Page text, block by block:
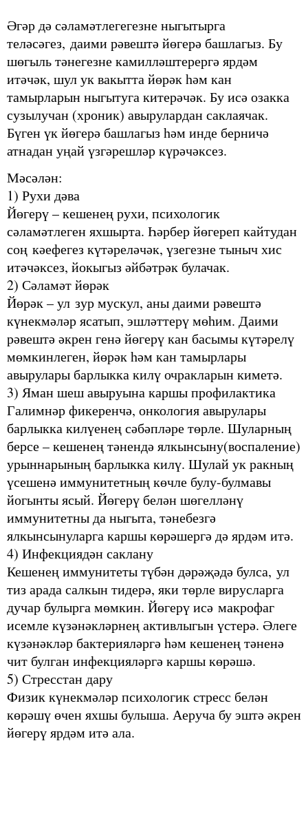
Әгәр дә сәламәтлегегезне ныгытырга
теләсәгез, даими рәвештә йөгерә башлагыз. Бу
шөгыль тәнегезне камилләштерергә ярдәм
итәчәк, шул ук вакытта йөрәк һәм кан
тамырларын ныгытуга китерәчәк. Бу исә озакка
сузылучан (хроник) авырулардан саклаячак.
Бүген үк йөгерә башлагыз һәм инде берничә
атнадан уңай үзгәрешләр күрәчәксез.
Мәсәлән:
1) Рухи дәва
Йөгерү – кешенең рухи, психологик
сәламәтлеген яхшырта. Һәрбер йөгереп кайтудан
соң кәефегез күтәреләчәк, үзегезне тыныч хис
итәчәксез, йокыгыз әйбәтрәк булачак.
2) Сәламәт йөрәк
Йөрәк – ул зур мускул, аны даими рәвештә
күнекмәләр ясатып, эшләттерү мөһим. Даими
рәвештә әкрен генә йөгерү кан басымы күтәрелү
мөмкинлеген, йөрәк һәм кан тамырлары
авырулары барлыкка килү очракларын киметә.
3) Яман шеш авыруына каршы профилактика
Галимнәр фикеренчә, онкология авырулары
барлыкка килүенең сәбәпләре төрле. Шуларның
берсе – кешенең тәнендә ялкынсыну(воспаление)
урыннарының барлыкка килү. Шулай ук ракның
үсешенә иммунитетның көчле булу-булмавы
йогынты ясый. Йөгерү белән шөгелләнү
иммунитетны да ныгыта, тәнебезгә
ялкынсынуларга каршы көрәшергә дә ярдәм итә.
4) Инфекциядән саклану
Кешенең иммунитеты түбән дәрәҗәдә булса, ул
тиз арада салкын тидерә, яки төрле вирусларга
дучар булырга мөмкин. Йөгерү исә макрофаг
исемле күзәнәкләрнең активлыгын үстерә. Әлеге
күзәнәкләр бактерияләргә һәм кешенең тәненә
чит булган инфекцияләргә каршы көрәшә.
5) Стресстан дару
Физик күнекмәләр психологик стресс белән
көрәшү өчен яхшы булыша. Аеруча бу эштә әкрен
йөгерү ярдәм итә ала.